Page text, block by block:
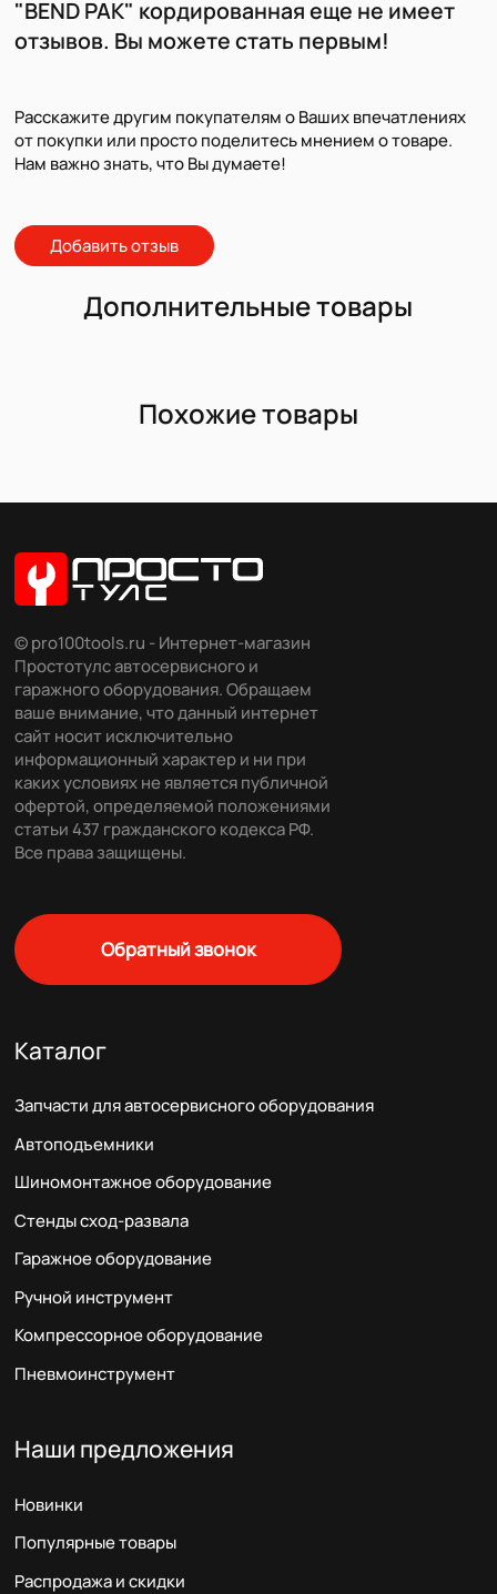
"BEND PAK" кордированная еще не имеет
отзывов. Вы можете стать первым!
Расскажите другим покупателям о Ваших впечатлениях
от покупки или просто поделитесь мнением о товаре.
Нам важно знать, что Вы думаете!
Добавить отзыв
Дополнительные товары
Похожие товары
© pro100tools.ru - Интернет-магазин
Простотулс автосервисного и
гаражного оборудования. Обращаем
ваше внимание, что данный интернет
сайт носит исключительно
информационный характер и ни при
каких условиях не является публичной
офертой, определяемой положениями
статьи 437 гражданского кодекса РФ.
Все права защищены.
Обратный звонок
Каталог
Запчасти для автосервисного оборудования
Автоподъемники
Шиномонтажное оборудование
Стенды сход-развала
Гаражное оборудование
Ручной инструмент
Компрессорное оборудование
Пневмоинструмент
Наши предложения
Новинки
Популярные товары
Распродажа и скидки